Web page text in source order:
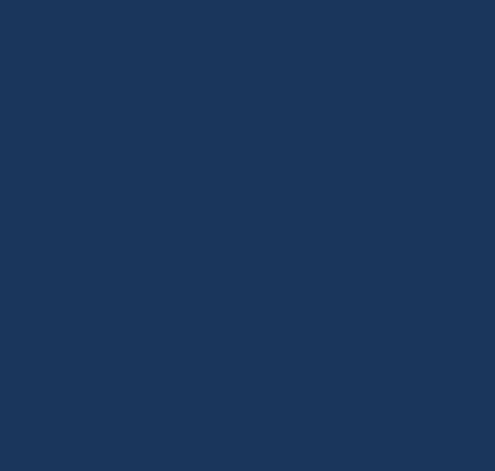
Asymptotyczna stabilność operatorów Markowa
O asymptotycznej stabilności operatorów liniowych na
O asymptotycznej stabilności operatorów liniowych na
O pewnym problemie Ö. STENFLO. Referat na